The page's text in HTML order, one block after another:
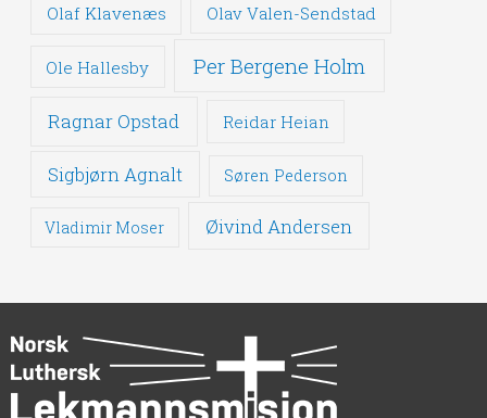
Olaf Klavenæs Olav Valen-Sendstad
Ole Hallesby Per Bergene Holm
Ragnar Opstad Reidar Heian
Sigbjørn Agnalt Søren Pederson
Vladimir Moser Øivind Andersen